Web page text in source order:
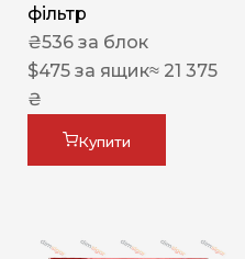
фільтр
₴536 за блок
$475 за ящик≈ 21 375
₴
Купити